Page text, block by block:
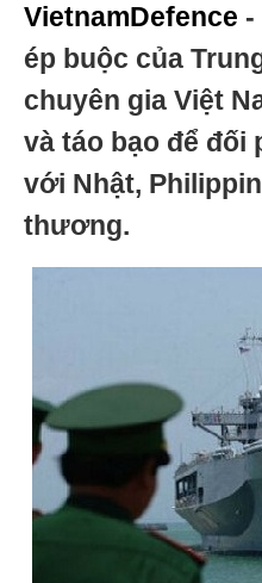
VietnamDefence -
ép buộc của
chuyên gia Việt
và táo bạo để đối
với Nhật,
thương.